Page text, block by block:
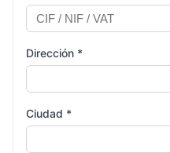
Dirección *
Ciudad *